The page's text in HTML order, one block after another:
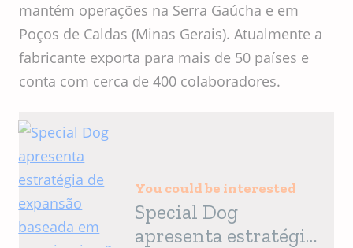
mantém operações na Serra Gaúcha e em
Poços de Caldas (Minas Gerais). Atualmente a
fabricante exporta para mais de 50 países e
conta com cerca de 400 colaboradores.
You could be interested
Special Dog
apresenta estratégia